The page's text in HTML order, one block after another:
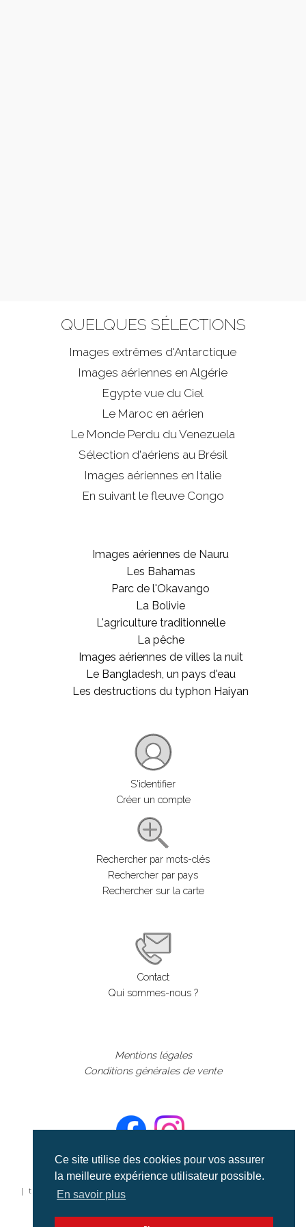
Ce site utilise des cookies pour vos assurer
la meilleure expérience utilisateur possible.
En savoir plus
QUELQUES SÉLECTIONS
Images extrêmes d'Antarctique
Images aériennes en Algérie
Egypte vue du Ciel
Le Maroc en aérien
Le Monde Perdu du Venezuela
Sélection d'aériens au Brésil
Images aériennes en Italie
En suivant le fleuve Congo
Images aériennes de Nauru
Les Bahamas
Parc de l'Okavango
La Bolivie
L'agriculture traditionnelle
La pêche
Images aériennes de villes la nuit
Le Bangladesh, un pays d'eau
Les destructions du typhon Haiyan
S'identifier
Créer un compte
Rechercher par mots-clés
Rechercher par pays
Rechercher sur la carte
Contact
Qui sommes-nous ?
Mentions légales
Conditions générales de vente
©aerialcollection marque déposée 2024
| tous droits réservés | aerialcollection.fr banque d'images
aériennes et documentaires video et cinéma |